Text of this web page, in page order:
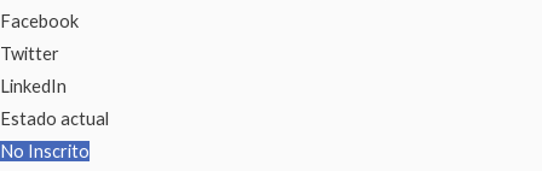
Facebook
Twitter
LinkedIn
Estado actual
No Inscrito